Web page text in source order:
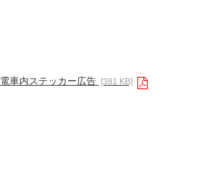
電車内ステッカー広告 [381 KB]